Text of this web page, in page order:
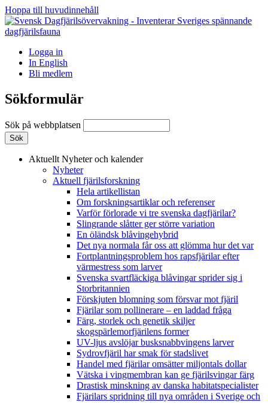
Hoppa till huvudinnehåll
Logga in
In English
Bli medlem
Sökformulär
Sök på webbplatsen
Aktuellt Nyheter och kalender
Nyheter
Aktuell fjärilsforskning
Hela artikellistan
Om forskningsartiklar och referenser
Varför förlorade vi tre svenska dagfjärilar?
Slingrande slåtter ger större variation
En öländsk blåvingehybrid
Det nya normala får oss att glömma hur det var
Fortplantningsproblem hos rapsfjärilar efter
värmestress som larver
Svenska svartfläckiga blåvingar sprider sig i
Storbritannien
Förskjuten blomning som försvar mot fjäril
Fjärilar som pollinerare – en laddad fråga
Färg, storlek och genetik skiljer
skogspärlemorfjärilens former
UV-ljus avslöjar busksnabbvingens larver
Sydrovfjäril har smak för stadslivet
Handel med fjärilar omsätter miljontals dollar
Vätska i vingmembran kan ge fjärilsvingar färg
Drastisk minskning av danska habitatspecialister
Fjärilars spridning till nya områden i Sverige och